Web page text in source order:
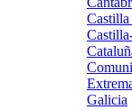
Galicia